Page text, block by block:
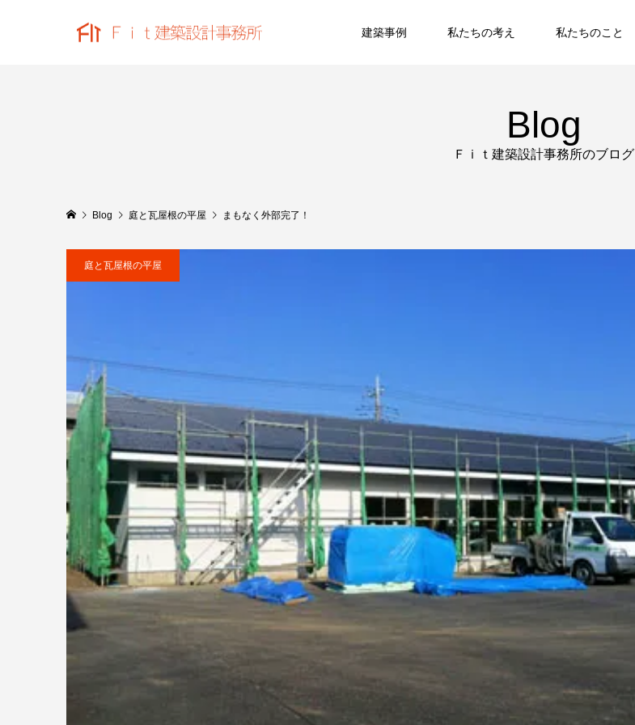
建築事例 私たちの考え 私たちのこと
Blog
Ｆｉｔ建築設計事務所のブログ
Blog 庭と瓦屋根の平屋 まもなく外部完了！
庭と瓦屋根の平屋